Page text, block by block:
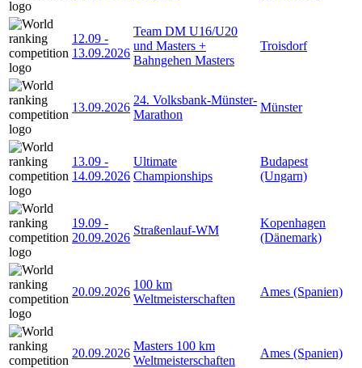
12.09 -
13.09.2026
Team DM U16/U20
und Masters +
Bahngehen Masters
Troisdorf
13.09.2026
24. Volksbank-Münster-
Marathon
Münster
13.09 -
14.09.2026
Ultimate
Championships
Budapest
(Ungarn)
19.09 -
20.09.2026
Straßenlauf-WM
Kopenhagen
(Dänemark)
20.09.2026
100 km
Weltmeisterschaften
Ames (Spanien)
20.09.2026
Masters 100 km
Weltmeisterschaften
Ames (Spanien)